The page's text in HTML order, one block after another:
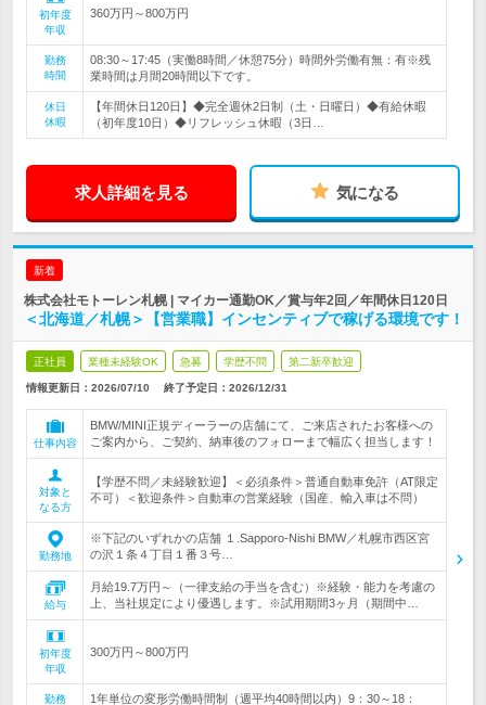
初年度
年収
360万円～800万円
勤務
時間
08:30～17:45（実働8時間／休憩75分）時間外労働有無：有※残
業時間は月間20時間以下です。
休日
休暇
【年間休日120日】◆完全週休2日制（土・日曜日）◆有給休暇
（初年度10日）◆リフレッシュ休暇（3日…
求人詳細を見る 気になる
新着
株式会社モトーレン札幌 | マイカー通勤OK／賞与年2回／年間休日120日
＜北海道／札幌＞【営業職】インセンティブで稼げる環境です！
正社員 業種未経験OK 急募 学歴不問 第二新卒歓迎
情報更新日：2026/07/10 終了予定日： 2026/12/31
仕事内容
BMW/MINI正規ディーラーの店舗にて、ご来店されたお客様への
ご案内から、ご契約、納車後のフォローまで幅広く担当します！
対象と
なる方
【学歴不問／未経験歓迎】＜必須条件＞普通自動車免許（AT限定
不可）＜歓迎条件＞自動車の営業経験（国産、輸入車は不問）
勤務地
※下記のいずれかの店舗 １.Sapporo-Nishi BMW／札幌市西区宮
の沢１条４丁目１番３号…
給与
月給19.7万円～（一律支給の手当を含む）※経験・能力を考慮の
上、当社規定により優遇します。※試用期間3ヶ月（期間中…
初年度
年収
300万円～800万円
勤務 1年単位の変形労働時間制（週平均40時間以内）9：30～18：